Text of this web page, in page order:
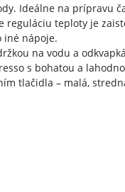
Ideálne na prípravu
teploty je
iné nápoje.
na vodu a
s bohatou a
tlačidla – malá,